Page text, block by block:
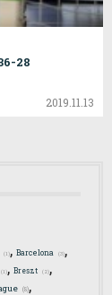
28
2019.11.13
(1), Barcelona (3),
(1), Breszt (2),
(8),